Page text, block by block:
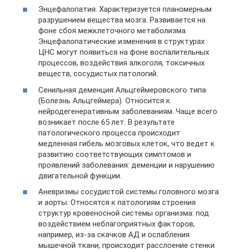
Энцефалопатия. Характеризуется планомерным
разрушением вещества мозга. Развивается на
фоне сбоя межклеточного метаболизма.
Энцефалопатические изменения в структурах
ЦНС могут появиться на фоне воспалительных
процессов, воздействия алкоголя, токсичных
веществ, сосудистых патологий.
Сенильная деменция Альцгеймеровского типа
(Болезнь Альцгеймера). Относится к
нейродегенеративным заболеваниям. Чаще всего
возникает после 65 лет. В результате
патологического процесса происходит
медленная гибель мозговых клеток, что ведет к
развитию соответствующих симптомов и
проявлений заболевания: деменции и нарушению
двигательной функции.
Аневризмы сосудистой системы головного мозга
и аорты. Относятся к патологиям строения
структур кровеносной системы организма: под
воздействием неблагоприятных факторов,
например, из-за скачков АД и ослабления
мышечной ткани, происходит расслоение стенки